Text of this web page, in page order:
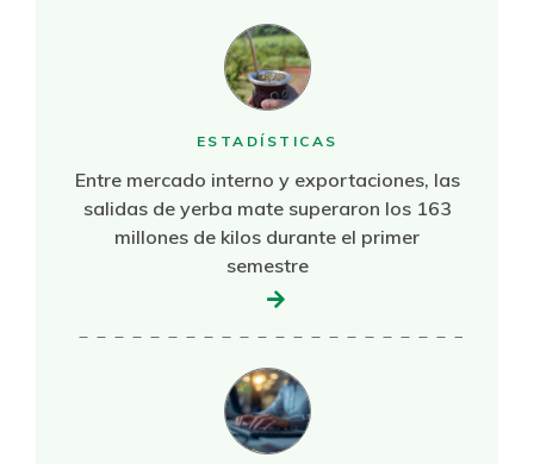
ESTADÍSTICAS
Entre mercado interno y exportaciones, las
salidas de yerba mate superaron los 163
millones de kilos durante el primer
semestre